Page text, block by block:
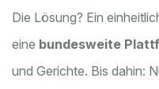
Die Lösung? Ein
eine bundesweite
und Gerichte. Bis dahin: